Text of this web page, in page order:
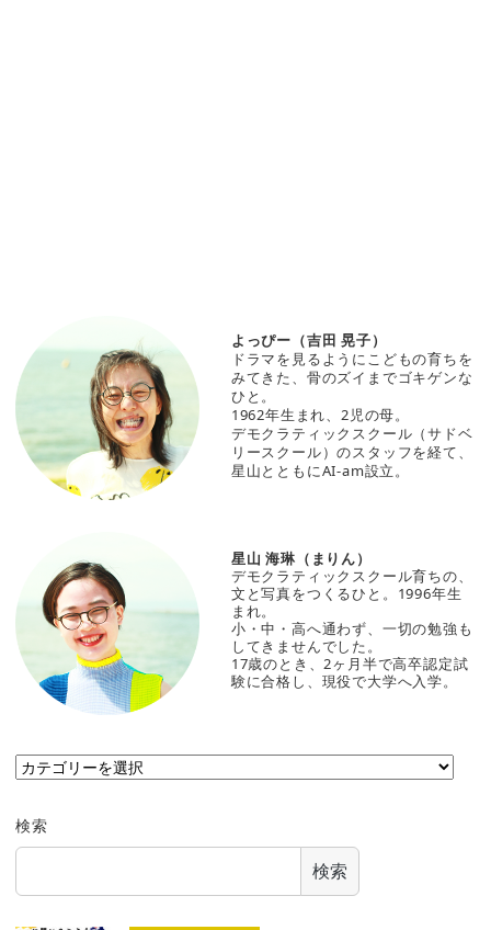
よっぴー（吉田 晃子）
ドラマを見るようにこどもの育ちを
みてきた、骨のズイまでゴキゲンな
ひと。
1962年生まれ、2児の母。
デモクラティックスクール（サドベ
リースクール）のスタッフを経て、
星山とともにAI-am設立。
星山 海琳（まりん）
デモクラティックスクール育ちの、
文と写真をつくるひと。1996年生
まれ。
小・中・高へ通わず、一切の勉強も
してきませんでした。
17歳のとき、2ヶ月半で高卒認定試
験に合格し、現役で大学へ入学。
カ
テ
リ
検索
検索